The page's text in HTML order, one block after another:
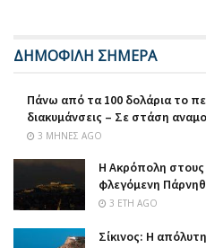
ΔΗΜΟΦΙΛΗ ΣΗΜΕΡΑ
Πάνω από τα 100 δολάρια το
διακυμάνσεις – Σε στάση
3 ΜΉΝΕΣ AGO
Η Ακρόπολη
φλεγόμενη
3 ΈΤΗ AGO
Σίκινος: Η